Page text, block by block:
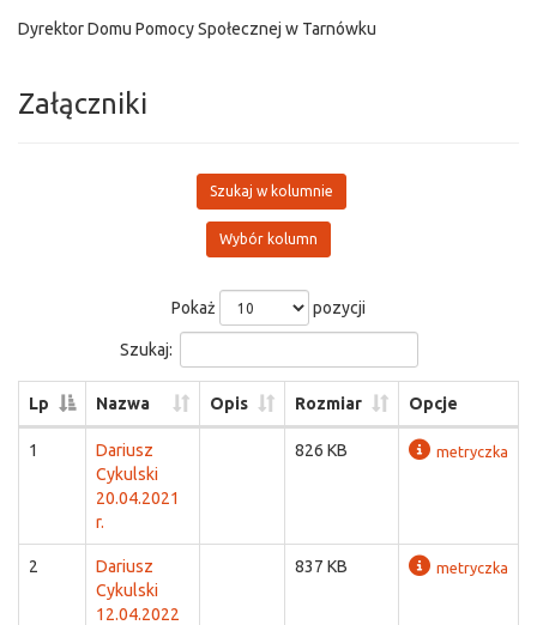
Dyrektor Domu Pomocy Społecznej w Tarnówku
Załączniki
Szukaj w kolumnie
Wybór kolumn
Pokaż pozycji
Szukaj:
Lp Nazwa Opis Rozmiar Opcje
1
Dariusz
Cykulski
20.04.2021
r.
826 KB metryczka
2
Dariusz
Cykulski
12.04.2022
837 KB metryczka